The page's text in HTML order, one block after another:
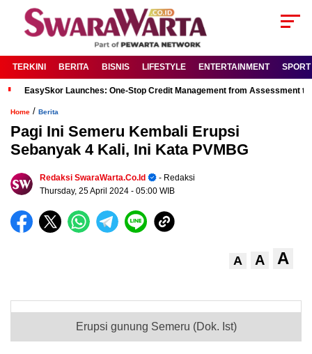
TERKINI BERITA BISNIS LIFESTYLE ENTERTAINMENT SPORT
EasySkor Launches: One-Stop Credit Management from Assessment
Home / Berita
Pagi Ini Semeru Kembali Erupsi
Sebanyak 4 Kali, Ini Kata PVMBG
Redaksi SwaraWarta.co.id
- Redaksi
Thursday, 25 April 2024 - 05:00 WIB
A A A
Erupsi gunung Semeru (Dok. Ist)